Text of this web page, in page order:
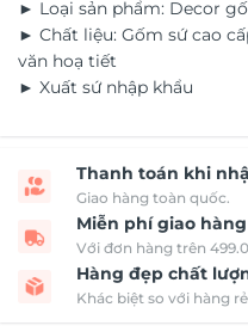
► Loại sản phẩm: Decor
► Chất liệu: Gốm sứ cao
văn hoạ tiết
► Xuất sứ nhập khẩu
Thanh toán khi
Giao hàng toàn quốc.
Miễn phí giao hàng
Với đơn hàng trên
Hàng đẹp chất
Khác biệt so với hàng